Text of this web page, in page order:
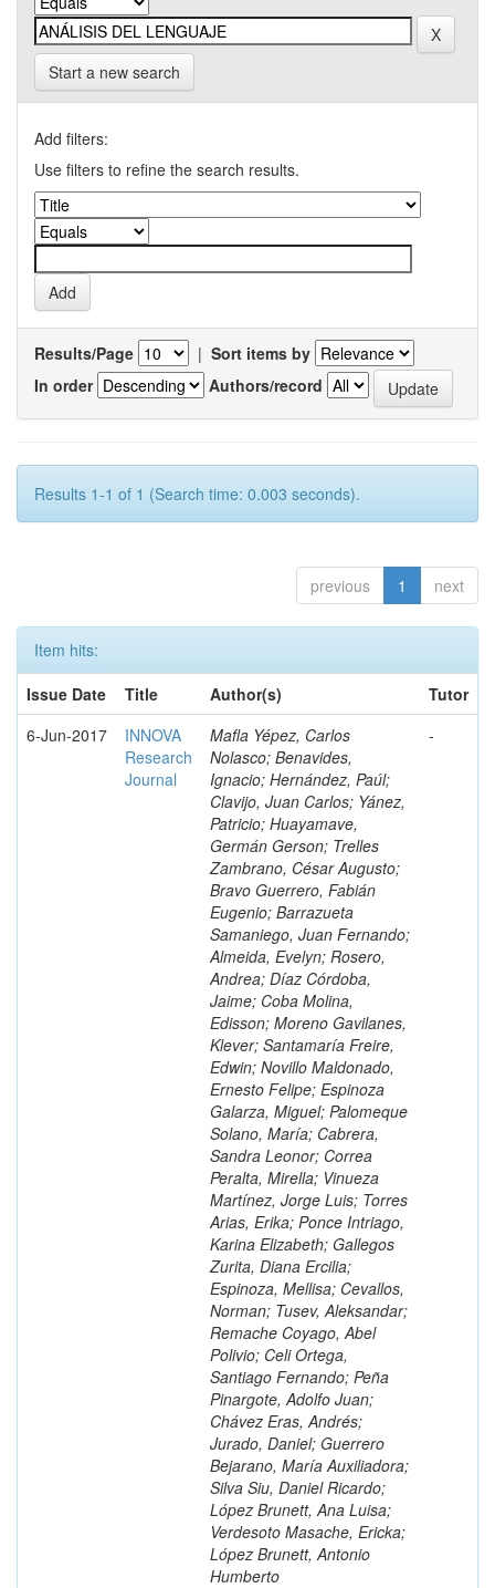
Start a new search
Add filters:
Use filters to refine the search results.
Results/Page | Sort items by
In order
Authors/record
Results 1-1 of 1 (Search time: 0.003 seconds).
previous 1 next
Item hits:
Issue Date
Title Author(s)
Tutor
6-Jun-2017
INNOVA
Research
Journal
Mafla Yépez, Carlos
Nolasco; Benavides,
Ignacio; Hernández, Paúl;
Clavijo, Juan Carlos; Yánez,
Patricio; Huayamave,
Germán Gerson; Trelles
Zambrano, César Augusto;
Bravo Guerrero, Fabián
Eugenio; Barrazueta
Samaniego, Juan Fernando;
Almeida, Evelyn; Rosero,
Andrea; Díaz Córdoba,
Jaime; Coba Molina,
Edisson; Moreno Gavilanes,
Klever; Santamaría Freire,
Edwin; Novillo Maldonado,
Ernesto Felipe; Espinoza
Galarza, Miguel; Palomeque
Solano, María; Cabrera,
Sandra Leonor; Correa
Peralta, Mirella; Vinueza
Martínez, Jorge Luis; Torres
Arias, Erika; Ponce Intriago,
Karina Elizabeth; Gallegos
Zurita, Diana Ercilia;
Espinoza, Mellisa; Cevallos,
Norman; Tusev, Aleksandar;
Remache Coyago, Abel
Polivio; Celi Ortega,
Santiago Fernando; Peña
Pinargote, Adolfo Juan;
Chávez Eras, Andrés;
Jurado, Daniel; Guerrero
Bejarano, María Auxiliadora;
Silva Siu, Daniel Ricardo;
López Brunett, Ana Luisa;
Verdesoto Masache, Ericka;
López Brunett, Antonio
Humberto
-